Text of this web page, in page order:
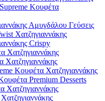
Κουφέτα
Αμυγδάλου Γεύσεις
Χατζηγιαννάκης
Crispy
Χατζηγιαννάκης
Χατζηγιαννάκης
Κουφέτα Χατζηγιαννάκης
Premium Desserts
Χατζηγιαννάκης